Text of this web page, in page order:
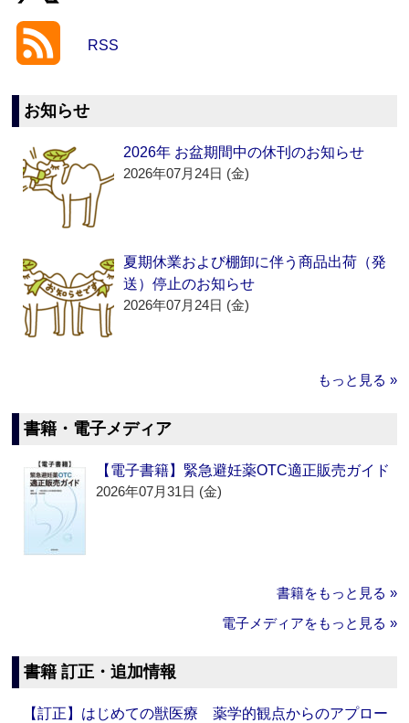
RSS
お知らせ
2026年 お盆期間中の休刊のお知らせ
2026年07月24日 (金)
夏期休業および棚卸に伴う商品出荷（発
送）停止のお知らせ
2026年07月24日 (金)
もっと見る »
書籍・電子メディア
【電子書籍】緊急避妊薬OTC適正販売ガイド
2026年07月31日 (金)
書籍をもっと見る »
電子メディアをもっと見る »
書籍 訂正・追加情報
【訂正】はじめての獣医療 薬学的観点からのアプロー